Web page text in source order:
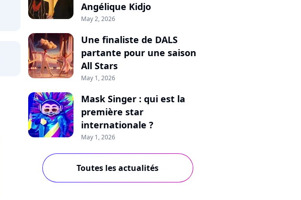
Angélique Kidjo
May 2, 2026
Une finaliste de DALS
partante pour une saison
All Stars
May 1, 2026
Mask Singer : qui est la
première star
internationale ?
May 1, 2026
Toutes les actualités